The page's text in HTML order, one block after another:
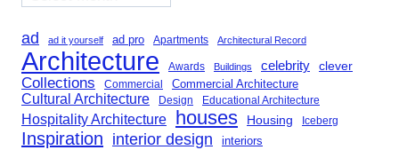
ad ad it yourself ad pro Apartments Architectural Record
Architecture Awards Buildings celebrity clever
Collections Commercial Commercial Architecture
Cultural Architecture Design Educational Architecture
Hospitality Architecture houses Housing Iceberg
Inspiration interior design interiors